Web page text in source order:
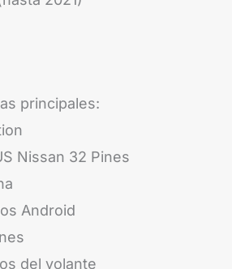
principales:
Nissan 32 Pines
Android
del volante